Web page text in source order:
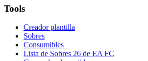
Tools
Creador plantilla
Sobres
Consumibles
Lista de Sobres 26 de EA FC